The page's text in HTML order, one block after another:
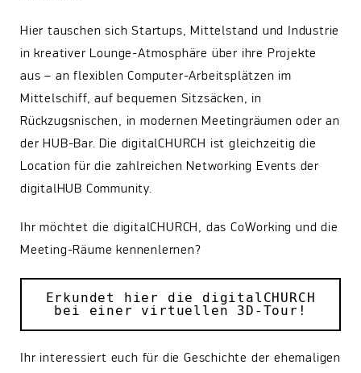
Hier tauschen sich Startups, Mittelstand und Industrie
in kreativer Lounge-Atmosphäre über ihre Projekte
aus – an flexiblen Computer-Arbeitsplätzen im
Mittelschiff, auf bequemen Sitzsäcken, in
Rückzugsnischen, in modernen Meetingräumen oder an
der HUB-Bar. Die digitalCHURCH ist gleichzeitig die
Location für die zahlreichen Networking Events der
digitalHUB Community.
Ihr möchtet die digitalCHURCH, das CoWorking und die
Meeting-Räume kennenlernen?
Erkundet hier die digitalCHURCH
bei einer virtuellen 3D-Tour!
Ihr interessiert euch für die Geschichte der ehemaligen